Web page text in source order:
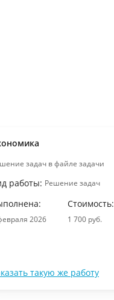
задач в файле задачи
работы: Решение задач
2026
Стоимость:
1 700 руб.
такую же работу